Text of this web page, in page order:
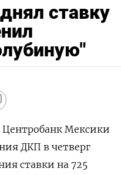
ставку
Мексики
ДКП в четверг
ставки на 725